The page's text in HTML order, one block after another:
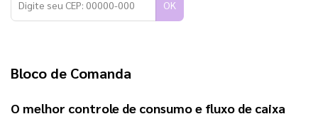
OK
Bloco de Comanda
O melhor controle de consumo e fluxo de caixa